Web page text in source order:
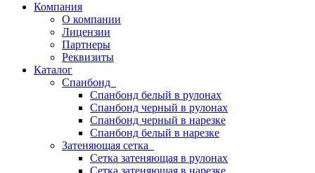
Компания
О компании
Лицензии
Партнеры
Реквизиты
Каталог
Спанбонд
Спанбонд белый в рулонах
Спанбонд черный в рулонах
Спанбонд черный в нарезке
Спанбонд белый в нарезке
Затеняющая сетка
Сетка затеняющая в рулонах
Сетка затеняющая в нарезке